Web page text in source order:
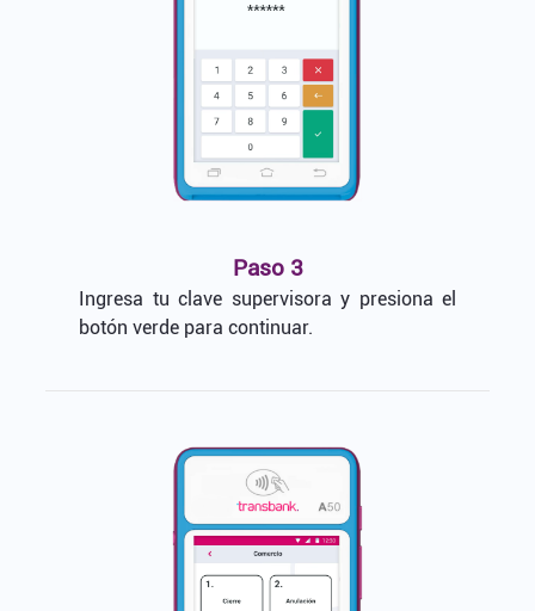
Paso 3
Ingresa tu clave supervisora y presiona el
botón verde para continuar.